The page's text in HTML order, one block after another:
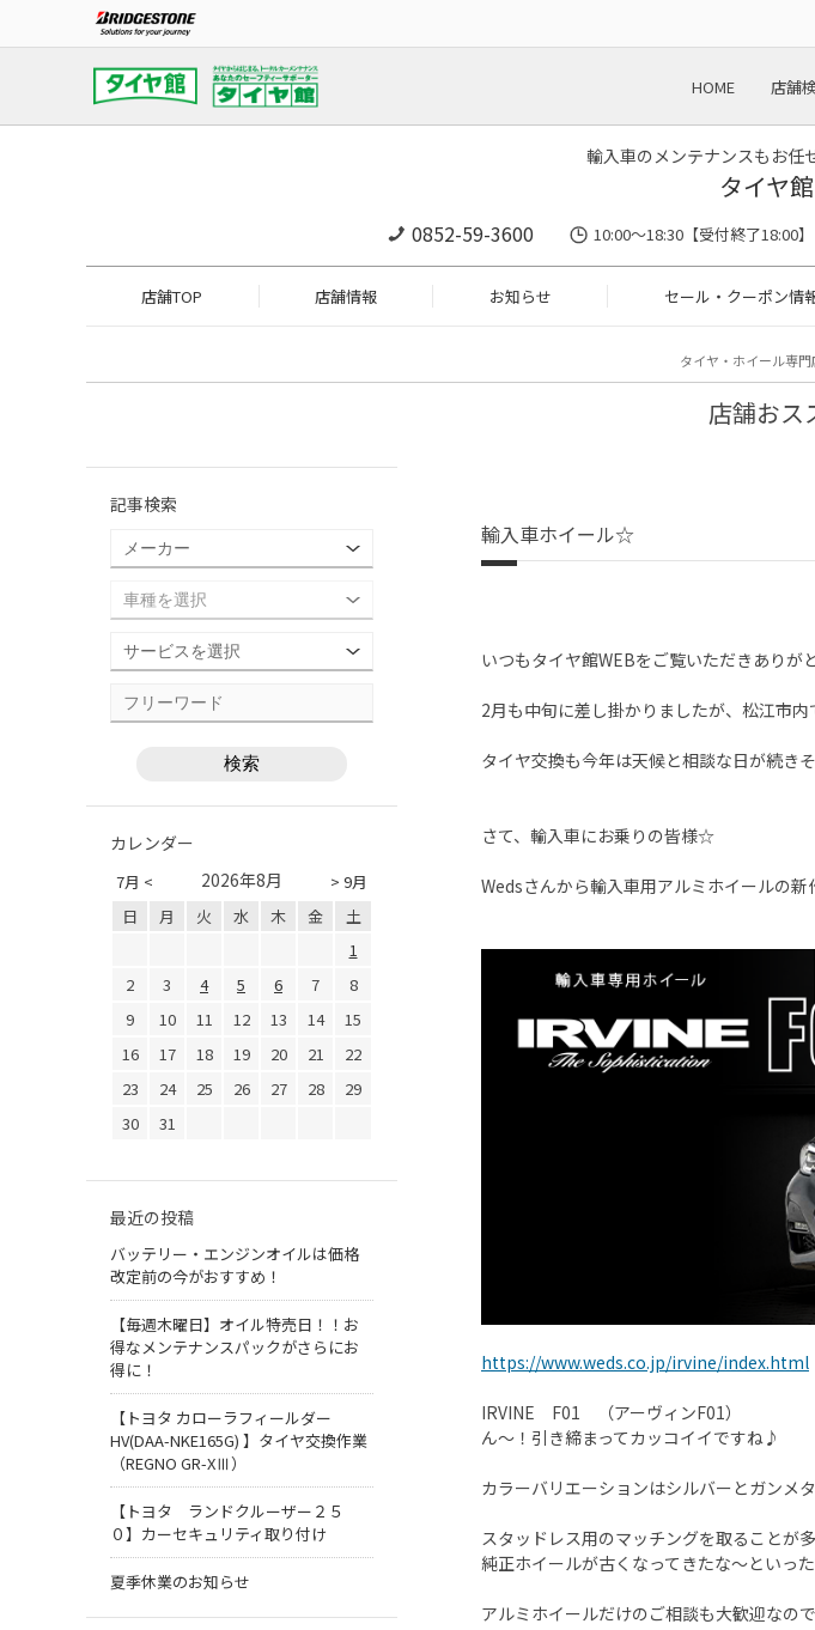
HOME 店舗
輸入車のメンテナンスもお任
タイヤ
0852-59-3600 10:00～18:30【受付終了18:00】
店舗TOP 店舗情報 お知らせ セール・クーポン情
タイヤ・ホイール専
店舗おス
輸入車ホイール☆
いつもタイヤ館WEBをご覧いただきありが
2月も中旬に差し掛かりましたが、松江市内
タイヤ交換も今年は天候と相談な日が続きそ
さて、輸入車にお乗りの皆様☆
Wedsさんから輸入車用アルミホイールの新
https://www.weds.co.jp/irvine/index.html
IRVINE F01 （アーヴィンF01）
ん～！引き締まってカッコイイですね♪
カラーバリエーションはシルバーとガンメ
スタッドレス用のマッチングを取ることが多
純正ホイールが古くなってきたな～といっ
アルミホイールだけのご相談も大歓迎なの
記事検索
カレンダー
7月 < > 9月
2026年8月
日 月 火 水 木 金
土
1
2
3 4 5 6 7
8
9
10 11 12 13 14
15
16
17 18 19 20 21
22
23
24 25 26 27 28
29
30
31
最近の投稿
バッテリー・エンジンオイルは価格
改定前の今がおすすめ！
【毎週木曜日】オイル特売日！！お
得なメンテナンスパックがさらにお
得に！
【トヨタ カローラフィールダー
HV(DAA-NKE165G) 】タイヤ交換作業
（REGNO GR-XⅢ）
【トヨタ ランドクルーザー２５
０】カーセキュリティ取り付け
夏季休業のお知らせ